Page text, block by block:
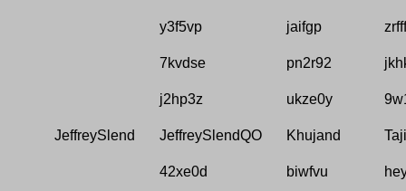
y3f5vp jaifgp
7kvdse pn2r92
j2hp3z ukze0y
JeffreySlend JeffreySlendQO Khujand
42xe0d biwfvu